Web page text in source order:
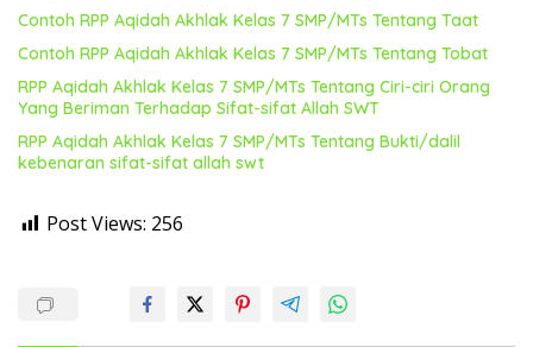
Contoh RPP Aqidah Akhlak Kelas 7 SMP/MTs Tentang Taat
Contoh RPP Aqidah Akhlak Kelas 7 SMP/MTs Tentang Tobat
RPP Aqidah Akhlak Kelas 7 SMP/MTs Tentang Ciri-ciri Orang
Yang Beriman Terhadap Sifat-sifat Allah SWT
RPP Aqidah Akhlak Kelas 7 SMP/MTs Tentang Bukti/dalil
kebenaran sifat-sifat allah swt
Post Views: 256